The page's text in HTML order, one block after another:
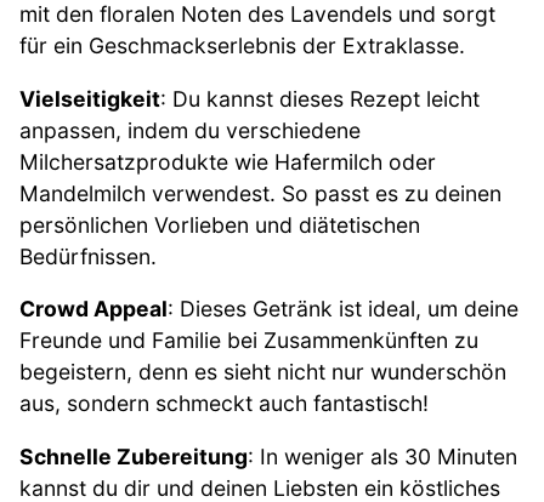
mit den floralen Noten des Lavendels und sorgt
für ein Geschmackserlebnis der Extraklasse.
Vielseitigkeit: Du kannst dieses Rezept leicht
anpassen, indem du verschiedene
Milchersatzprodukte wie Hafermilch oder
Mandelmilch verwendest. So passt es zu deinen
persönlichen Vorlieben und diätetischen
Bedürfnissen.
Crowd Appeal: Dieses Getränk ist ideal, um deine
Freunde und Familie bei Zusammenkünften zu
begeistern, denn es sieht nicht nur wunderschön
aus, sondern schmeckt auch fantastisch!
Schnelle Zubereitung: In weniger als 30 Minuten
kannst du dir und deinen Liebsten ein köstliches